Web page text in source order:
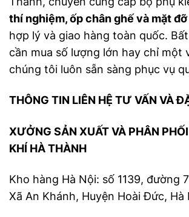
thí nghiệm, ốp chân ghế và mặt đỡ
hợp lý và giao hàng toàn quốc.
cần mua số lượng lớn hay chỉ một
chúng tôi luôn sẵn sàng phục vụ
THÔNG TIN LIÊN HỆ TƯ VẤN VÀ
XƯỞNG SẢN XUẤT VÀ PHÂN
KHÍ HÀ THÀNH
Kho hàng Hà Nội: số 1139, đường
Xã An Khánh, Huyện Hoài Đức, Hà